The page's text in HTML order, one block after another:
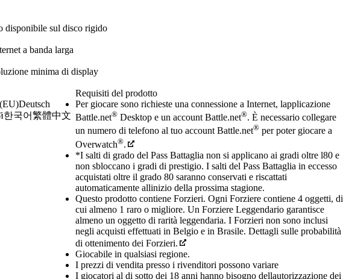
disponibile sul disco rigido
a banda larga
minima di display
Deutsch
한국어繁體中文
Requisiti del prodotto
Per giocare sono richieste una connessione a Internet, lapplicazione
Battle.net® Desktop e un account Battle.net®. È necessario collegare
un numero di telefono al tuo account Battle.net® per poter giocare a
Overwatch®.
*I salti di grado del Pass Battaglia non si applicano ai gradi oltre l80 e
non sbloccano i gradi di prestigio. I salti del Pass Battaglia in eccesso
acquistati oltre il grado 80 saranno conservati e riscattati
automaticamente allinizio della prossima stagione.
Questo prodotto contiene Forzieri. Ogni Forziere contiene 4 oggetti, di
cui almeno 1 raro o migliore. Un Forziere Leggendario garantisce
almeno un oggetto di rarità leggendaria. I Forzieri non sono inclusi
negli acquisti effettuati in Belgio e in Brasile. Dettagli sulle probabilità
di ottenimento dei Forzieri.
Giocabile in qualsiasi regione.
I prezzi di vendita presso i rivenditori possono variare
I giocatori al di sotto dei 18 anni hanno bisogno dellautorizzazione dei